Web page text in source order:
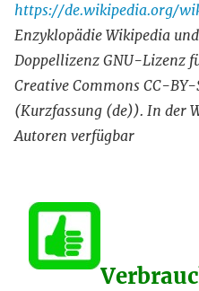
https://de.wikipedia.org/
Enzyklopädie Wikipedia
Doppellizenz GNU-Lizenz
Creative Commons CC-BY-
(Kurzfassung (de)). In der
Autoren verfügbar